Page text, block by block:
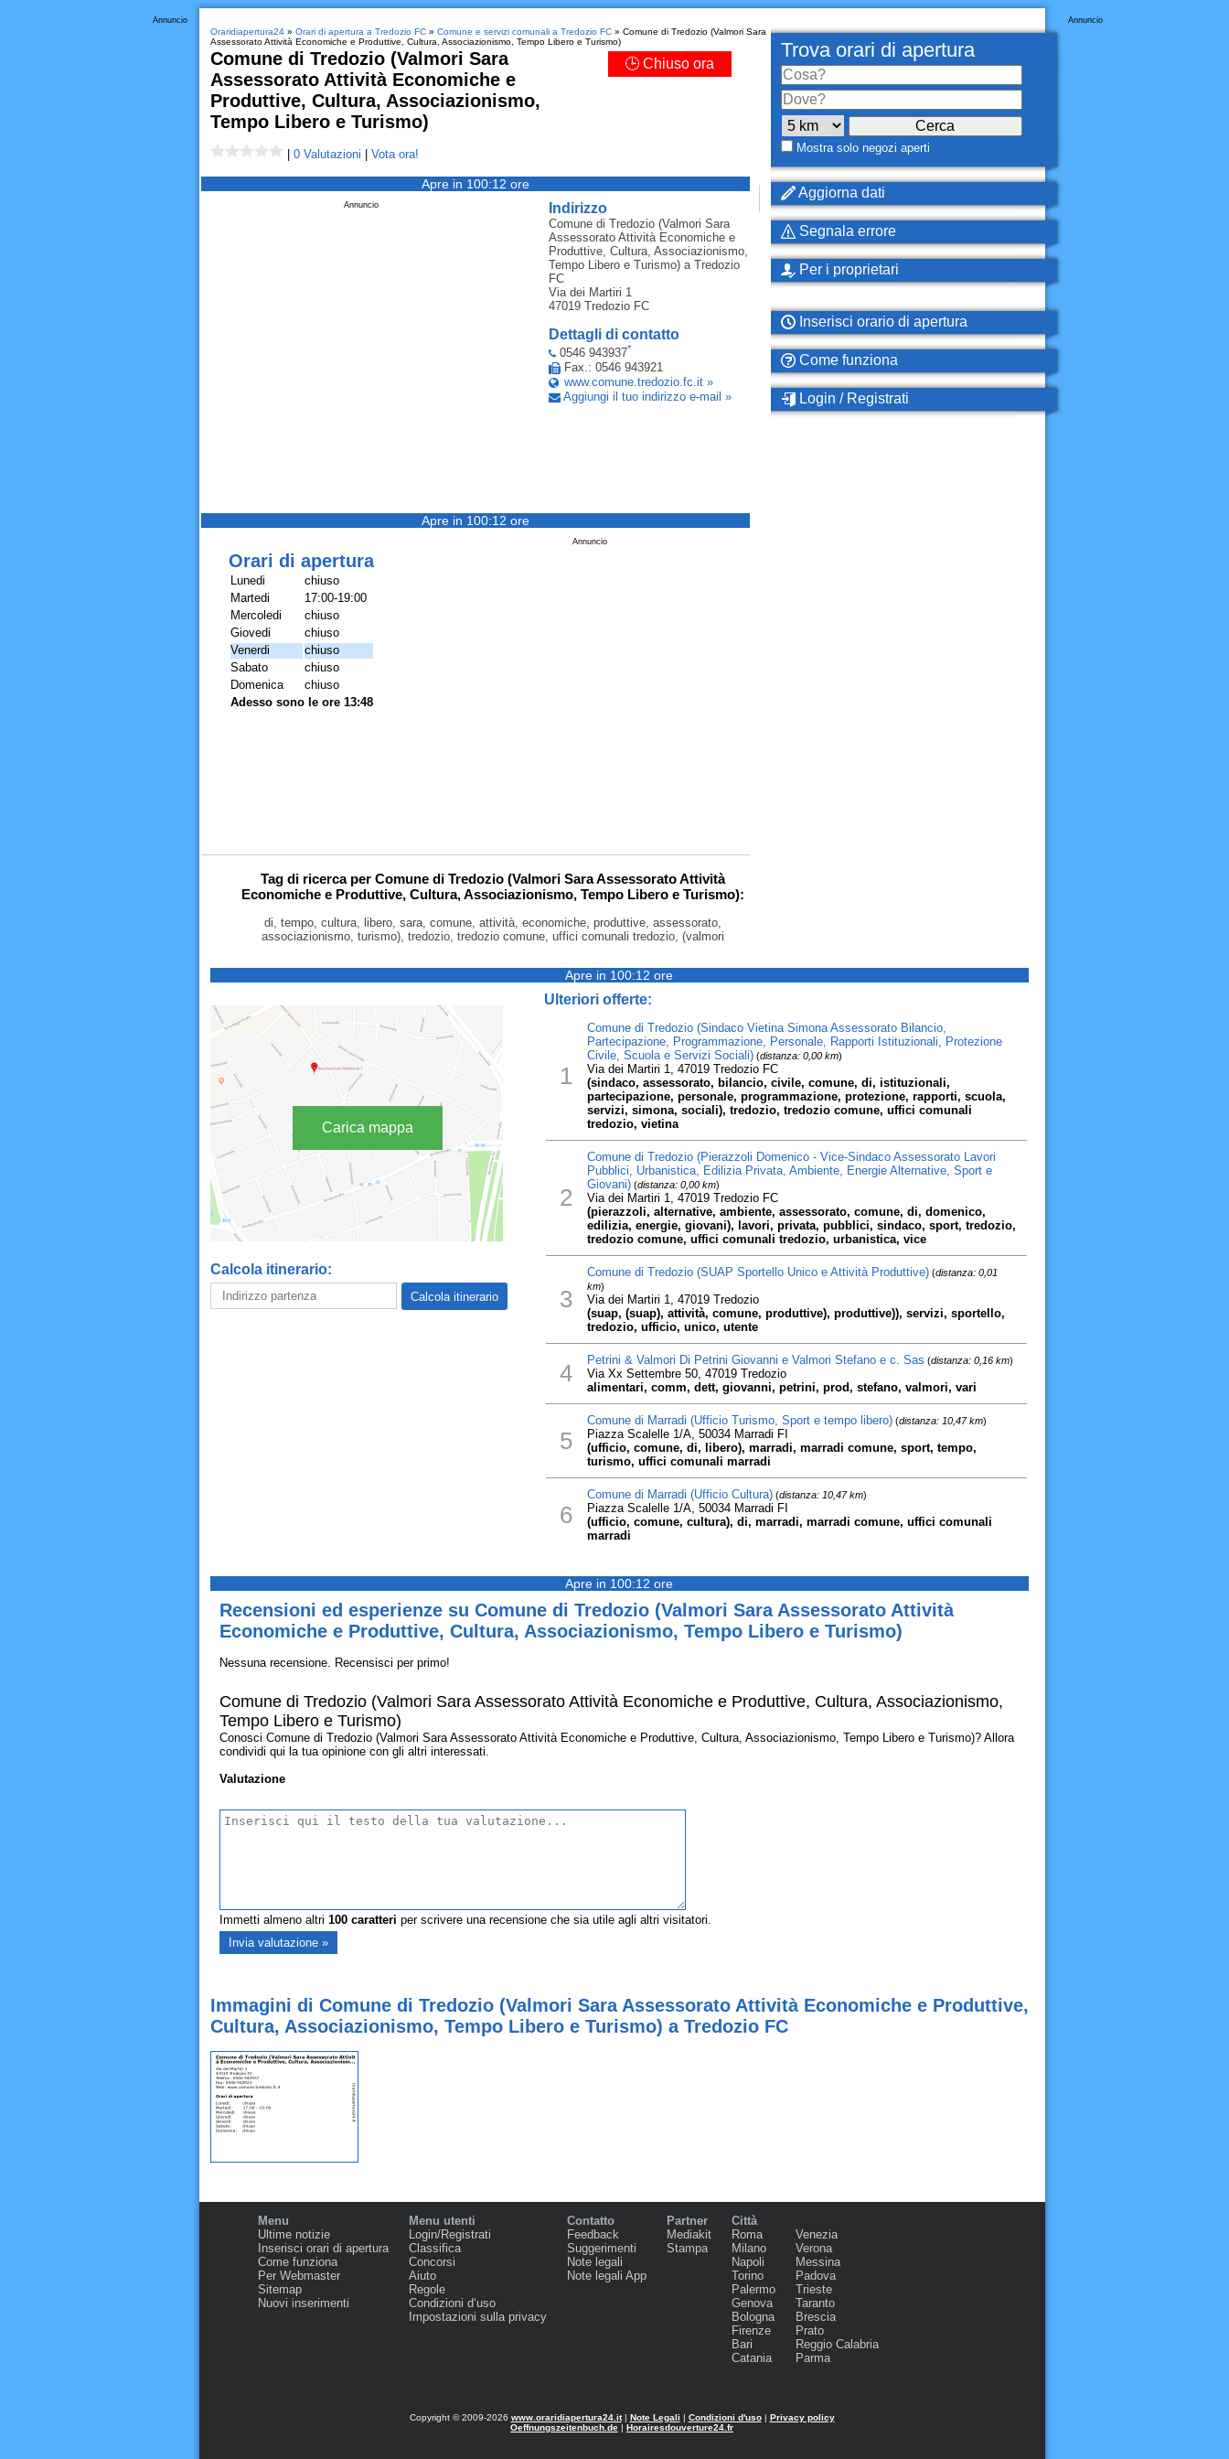
Annuncio
Oraridiapertura24» Orari di apertura a Tredozio FC» Comune e servizi comunali a Tredozio FC» Comune di Tredozio (Valmori Sara
Assessorato Attività Economiche e Produttive, Cultura, Associazionismo, Tempo Libero e Turismo)
Comune di Tredozio (Valmori Sara
Assessorato Attività Economiche e
Produttive, Cultura, Associazionismo,
Tempo Libero e Turismo)
🕒 Chiuso ora
0 Valutazioni Vota ora!
Apre in 100:12 ore
Indirizzo
Comune di Tredozio (Valmori Sara
Assessorato Attività Economiche e
Produttive, Cultura, Associazionismo,
Tempo Libero e Turismo)a Tredozio
FC
Via dei Martiri 1
47019 Tredozio FC
Dettagli di contatto
0546 943937*
Fax.: 0546 943921
www.comune.tredozio.fc.it »
Aggiungi il tuo indirizzo e-mail »
Annuncio
Apre in 100:12 ore
Annuncio
Orari di apertura
Lunedi
chiuso
Martedi
17:00-19:00
Mercoledi
chiuso
Giovedi
chiuso
Venerdi
chiuso
Sabato
chiuso
Domenica
chiuso
Adesso sono le ore 13:48
Tag di ricerca per Comune di Tredozio (Valmori Sara Assessorato Attività
Economiche e Produttive, Cultura, Associazionismo, Tempo Libero e Turismo):
di, tempo, cultura, libero, sara, comune, attività, economiche, produttive, assessorato,
associazionismo, turismo), tredozio, tredozio comune, uffici comunali tredozio, (valmori
Annuncio
Trova orari di apertura
Mostra solo negozi aperti
Aggiorna dati
Segnala errore
Per i proprietari
Inserisci orario di apertura
Come funziona
Login / Registrati
Apre in 100:12 ore
Carica mappa
Calcola itinerario:
Ulteriori offerte:
1
Comune di Tredozio (Sindaco Vietina Simona Assessorato Bilancio,
Partecipazione, Programmazione, Personale, Rapporti Istituzionali, Protezione
Civile, Scuola e Servizi Sociali)(distanza: 0,00 km)
Via dei Martiri 1, 47019 Tredozio FC
(sindaco, assessorato, bilancio, civile, comune, di, istituzionali,
partecipazione, personale, programmazione, protezione, rapporti, scuola,
servizi, simona, sociali), tredozio, tredozio comune, uffici comunali
tredozio, vietina
2
Comune di Tredozio (Pierazzoli Domenico - Vice-Sindaco Assessorato Lavori
Pubblici, Urbanistica, Edilizia Privata, Ambiente, Energie Alternative, Sport e
Giovani)(distanza: 0,00 km)
Via dei Martiri 1, 47019 Tredozio FC
(pierazzoli, alternative, ambiente, assessorato, comune, di, domenico,
edilizia, energie, giovani), lavori, privata, pubblici, sindaco, sport, tredozio,
tredozio comune, uffici comunali tredozio, urbanistica, vice
3
Comune di Tredozio (SUAP Sportello Unico e Attività Produttive)(distanza: 0,01
km)
Via dei Martiri 1, 47019 Tredozio
(suap, (suap), attività, comune, produttive), produttive)), servizi, sportello,
tredozio, ufficio, unico, utente
4 Petrini & Valmori Di Petrini Giovanni e Valmori Stefano e c. Sas (distanza: 0,16 km)
Via Xx Settembre 50, 47019 Tredozio
alimentari, comm, dett, giovanni, petrini, prod, stefano, valmori, vari
5
Comune di Marradi (Ufficio Turismo, Sport e tempo libero)(distanza: 10,47 km)
Piazza Scalelle 1/A, 50034 Marradi FI
(ufficio, comune, di, libero), marradi, marradi comune, sport, tempo,
turismo, uffici comunali marradi
6
Comune di Marradi (Ufficio Cultura)(distanza: 10,47 km)
Piazza Scalelle 1/A, 50034 Marradi FI
(ufficio, comune, cultura), di, marradi, marradi comune, uffici comunali
marradi
Apre in 100:12 ore
Recensioni ed esperienze su Comune di Tredozio (Valmori Sara Assessorato Attività
Economiche e Produttive, Cultura, Associazionismo, Tempo Libero e Turismo)
Nessuna recensione. Recensisci per primo!
Comune di Tredozio (Valmori Sara Assessorato Attività Economiche e Produttive, Cultura, Associazionismo,
Tempo Libero e Turismo)
Conosci Comune di Tredozio (Valmori Sara Assessorato Attività Economiche e Produttive, Cultura, Associazionismo, Tempo Libero e Turismo)? Allora
condividi qui la tua opinione con gli altri interessati.
Valutazione
Immetti almeno altri 100caratteri per scrivere una recensione che sia utile agli altri visitatori.
Immagini di Comune di Tredozio (Valmori Sara Assessorato Attività Economiche e Produttive,
Cultura, Associazionismo, Tempo Libero e Turismo) a Tredozio FC
Menu
Ultime notizie
Inserisci orari di apertura
Come funziona
Per Webmaster
Sitemap
Nuovi inserimenti
Menu utenti
Login/Registrati
Classifica
Concorsi
Aiuto
Regole
Condizioni d‘uso
Impostazioni sulla privacy
Contatto
Feedback
Suggerimenti
Note legali
Note legali App
Partner
Mediakit
Stampa
Città
Roma
Milano
Napoli
Torino
Palermo
Genova
Bologna
Firenze
Bari
Catania
Venezia
Verona
Messina
Padova
Trieste
Taranto
Brescia
Prato
Reggio Calabria
Parma
Copyright © 2009-2026 www.oraridiapertura24.it| Note Legali | Condizioni d'uso| Privacy policy
Oeffnungszeitenbuch.de | Horairesdouverture24.fr